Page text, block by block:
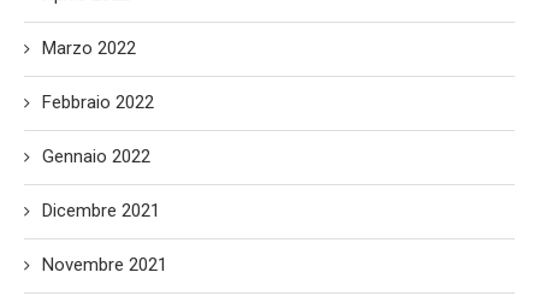
Marzo 2022
Febbraio 2022
Gennaio 2022
Dicembre 2021
Novembre 2021